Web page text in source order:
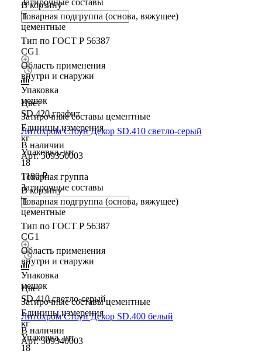
Затирочные составы
Товарная подгруппа (основа, вяжущее)
цементные
Тип по ГОСТ Р 56387
CG1
Область применения
внутри и снаружи
Упаковка
мешок
Цвет
SD.420 графит
Единицы измерения
кг
Упаковка, шт
18
Товарная группа
Затирочные составы
Товарная подгруппа (основа, вяжущее)
цементные
Тип по ГОСТ Р 56387
CG1
Область применения
внутри и снаружи
Упаковка
мешок
В корзину
Цвет
SD.410 светло-серый
Единицы измерения
кг
Упаковка, шт
18
Затирочные составы цементные
Литохром Стоун Декор SD.410 светло-серый
В наличии
Арт.509350003
1190 ₽
В корзину
Затирочные составы цементные
Литохром Стоун Декор SD.400 белый
В наличии
Арт.509340003